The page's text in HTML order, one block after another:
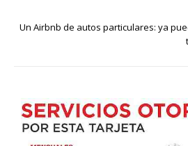
Un Airbnb de autos particulares: ya